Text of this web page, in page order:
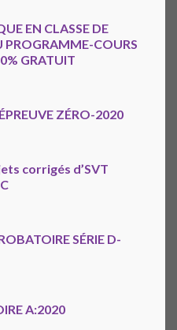
EN CLASSE DE
PROGRAMME-COURS
GRATUIT
ZÉRO-2020
corrigés d’SVT
SÉRIE D-
A:2020